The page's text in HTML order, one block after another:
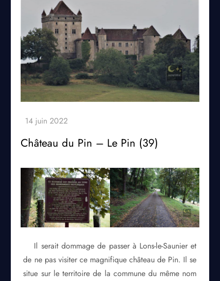
Château du Pin – Le Pin (39)
Il serait dommage de passer à Lons-le-Saunier et
de ne pas visiter ce magnifique château de Pin. Il se
situe sur le territoire de la commune du même nom